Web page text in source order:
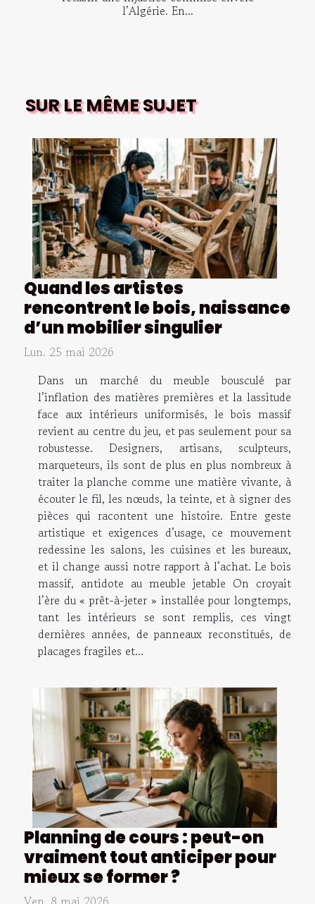
l’Algérie. En...
SUR LE MÊME SUJET
Quand les artistes
rencontrent le bois, naissance
d’un mobilier singulier
Lun. 25 mai 2026
Dans un marché du meuble bousculé par
l’inflation des matières premières et la lassitude
face aux intérieurs uniformisés, le bois massif
revient au centre du jeu, et pas seulement pour sa
robustesse. Designers, artisans, sculpteurs,
marqueteurs, ils sont de plus en plus nombreux à
traiter la planche comme une matière vivante, à
écouter le fil, les nœuds, la teinte, et à signer des
pièces qui racontent une histoire. Entre geste
artistique et exigences d’usage, ce mouvement
redessine les salons, les cuisines et les bureaux,
et il change aussi notre rapport à l’achat. Le bois
massif, antidote au meuble jetable On croyait
l’ère du « prêt-à-jeter » installée pour longtemps,
tant les intérieurs se sont remplis, ces vingt
dernières années, de panneaux reconstitués, de
placages fragiles et...
Planning de cours : peut-on
vraiment tout anticiper pour
mieux se former ?